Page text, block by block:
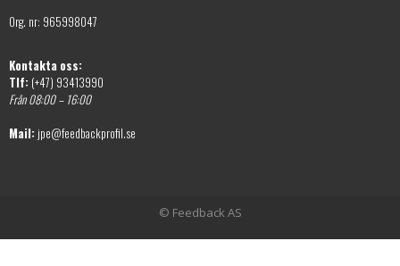
Org. nr: 965998047
Kontakta oss:
Tlf: (+47) 93413990
Från 08:00 – 16:00
Mail: jpe@feedbackprofil.se
© Feedback AS